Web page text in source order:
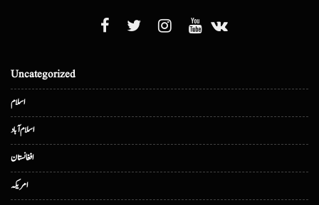
Uncategorized
اسلام
اسلام آباد
افغانستان
امریکہ